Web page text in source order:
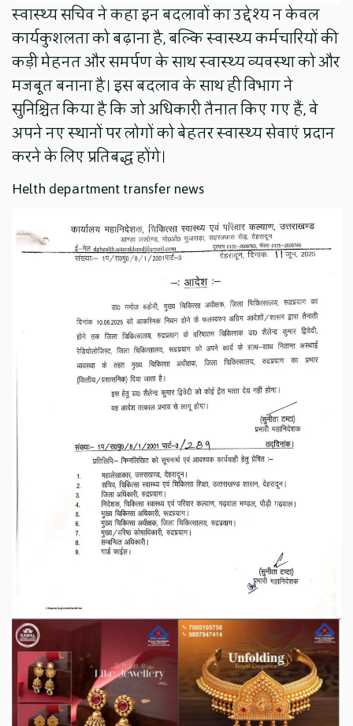
स्वास्थ्य सचिव ने कहा इन बदलावों का उद्देश्य न केवल
कार्यकुशलता को बढ़ाना है, बल्कि स्वास्थ्य कर्मचारियों की
कड़ी मेहनत और समर्पण के साथ स्वास्थ्य व्यवस्था को और
मजबूत बनाना है। इस बदलाव के साथ ही विभाग ने
सुनिश्चित किया है कि जो अधिकारी तैनात किए गए हैं, वे
अपने नए स्थानों पर लोगों को बेहतर स्वास्थ्य सेवाएं प्रदान
करने के लिए प्रतिबद्ध होंगे।
Helth department transfer news